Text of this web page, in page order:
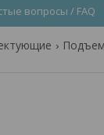
вопросы / FAQ